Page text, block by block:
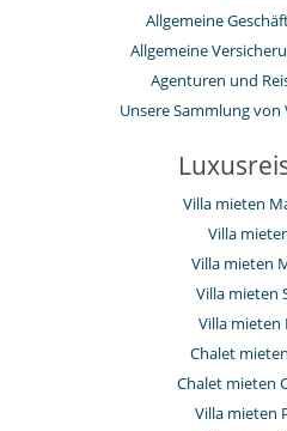
Allgemeine
Allgemeine
Agenturen und
Unsere Sammlung
Villa mieten
Villa
Villa mieten
Villa mieten
Villa mieten
Chalet
Chalet mieten
Villa mieten